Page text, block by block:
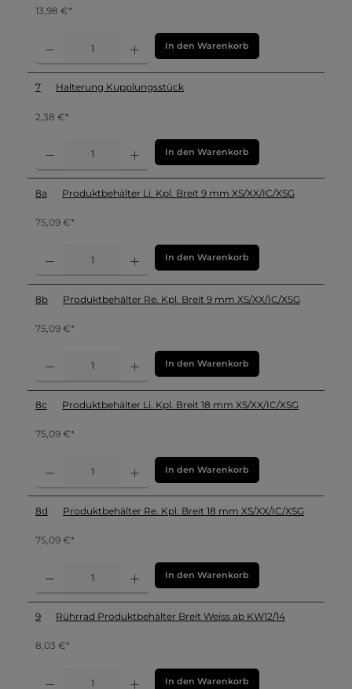
13,98 €*
In den Warenkorb
7 Halterung Kupplungsstück
2,38 €*
In den Warenkorb
8a Produktbehälter Li. Kpl. Breit 9 mm XS/XX/IC/XSG
75,09 €*
In den Warenkorb
8b Produktbehälter Re. Kpl. Breit 9 mm XS/XX/IC/XSG
75,09 €*
In den Warenkorb
8c Produktbehälter Li. Kpl. Breit 18 mm XS/XX/IC/XSG
75,09 €*
In den Warenkorb
8d Produktbehälter Re. Kpl. Breit 18 mm XS/XX/IC/XSG
75,09 €*
In den Warenkorb
9 Rührrad Produktbehälter Breit Weiss ab KW12/14
8,03 €*
In den Warenkorb